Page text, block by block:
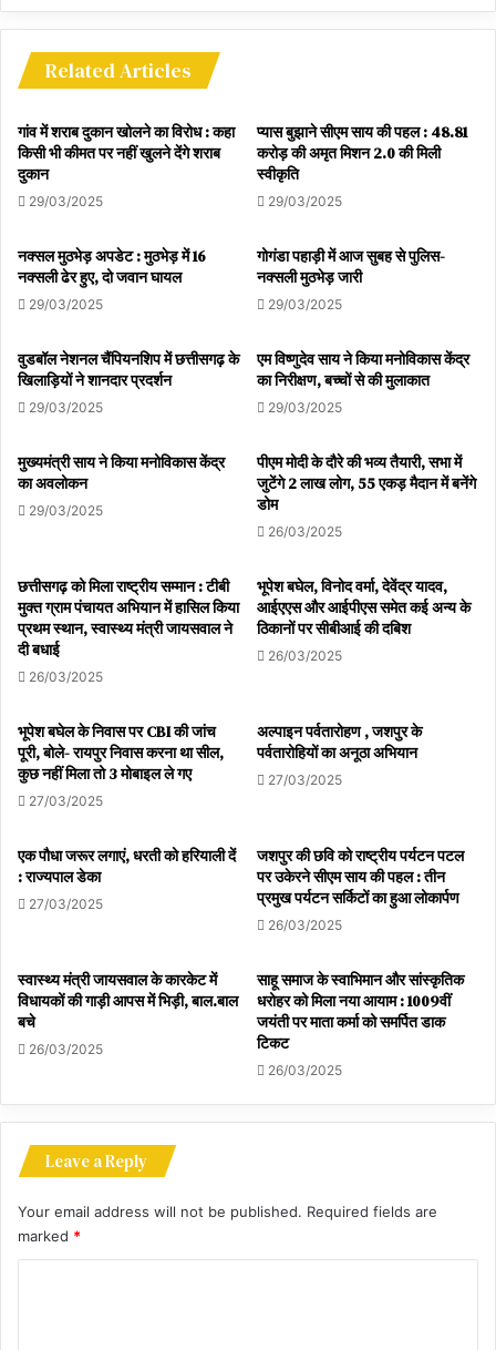
Related Articles
गांव में शराब दुकान खोलने का विरोध : कहा
किसी भी कीमत पर नहीं खुलने देंगे शराब
दुकान
29/03/2025
प्यास बुझाने सीएम साय की पहल : 48.81
करोड़ की अमृत मिशन 2.0 की मिली
स्वीकृति
29/03/2025
नक्सल मुठभेड़ अपडेट : मुठभेड़ में 16
नक्सली ढेर हुए, दो जवान घायल
29/03/2025
गोगंडा पहाड़ी में आज सुबह से पुलिस-
नक्सली मुठभेड़ जारी
29/03/2025
वुडबॉल नेशनल चैंपियनशिप में छत्तीसगढ़ के
खिलाड़ियों ने शानदार प्रदर्शन
29/03/2025
एम विष्णुदेव साय ने किया मनोविकास केंद्र
का निरीक्षण, बच्चों से की मुलाकात
29/03/2025
मुख्यमंत्री साय ने किया मनोविकास केंद्र
का अवलोकन
29/03/2025
पीएम मोदी के दौरे की भव्य तैयारी, सभा में
जुटेंगे 2 लाख लोग, 55 एकड़ मैदान में बनेंगे
डोम
26/03/2025
छत्तीसगढ़ को मिला राष्ट्रीय सम्मान : टीबी
मुक्त ग्राम पंचायत अभियान में हासिल किया
प्रथम स्थान, स्वास्थ्य मंत्री जायसवाल ने
दी बधाई
26/03/2025
भूपेश बघेल, विनोद वर्मा, देवेंद्र यादव,
आईएएस और आईपीएस समेत कई अन्य के
ठिकानों पर सीबीआई की दबिश
26/03/2025
भूपेश बघेल के निवास पर CBI की जांच
पूरी, बोले- रायपुर निवास करना था सील,
कुछ नहीं मिला तो 3 मोबाइल ले गए
27/03/2025
अल्पाइन पर्वतारोहण , जशपुर के
पर्वतारोहियों का अनूठा अभियान
27/03/2025
एक पौधा जरूर लगाएं, धरती को हरियाली दें
: राज्यपाल डेका
27/03/2025
जशपुर की छवि को राष्ट्रीय पर्यटन पटल
पर उकेरने सीएम साय की पहल : तीन
प्रमुख पर्यटन सर्किटों का हुआ लोकार्पण
26/03/2025
स्वास्थ्य मंत्री जायसवाल के कारकेट में
विधायकों की गाड़ी आपस में भिड़ी, बाल.बाल
बचे
26/03/2025
साहू समाज के स्वाभिमान और सांस्कृतिक
धरोहर को मिला नया आयाम : 1009वीं
जयंती पर माता कर्मा को समर्पित डाक
टिकट
26/03/2025
Leave a Reply
Your email address will not be published. Required fields are
marked *